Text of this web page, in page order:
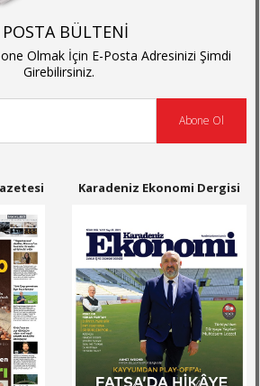
POSTA BÜLTENİ
Olmak İçin E-Posta Adresinizi Şimdi
Girebilirsiniz.
Abone Ol
Karadeniz Ekonomi Dergisi